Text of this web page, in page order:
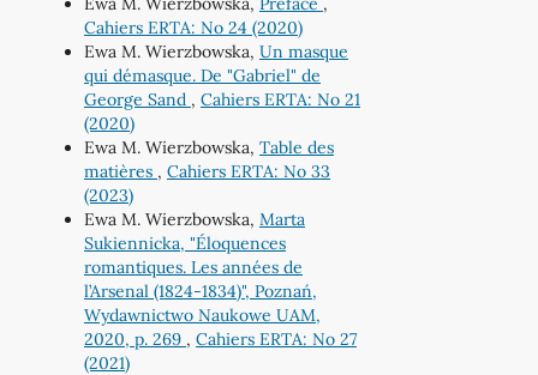
Cahiers ERTA: No 24 (2020)
Ewa M. Wierzbowska, Un masque
qui démasque. De "Gabriel" de
George Sand , Cahiers ERTA: No 21
(2020)
Ewa M. Wierzbowska, Table des
matières , Cahiers ERTA: No 33
(2023)
Ewa M. Wierzbowska, Marta
Sukiennicka, "Éloquences
romantiques. Les années de
l’Arsenal (1824-1834)", Poznań,
Wydawnictwo Naukowe UAM,
2020, p. 269 , Cahiers ERTA: No 27
(2021)